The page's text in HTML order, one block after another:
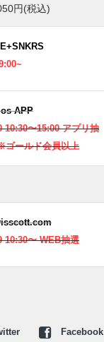
円(税込)
APP
10:30〜15:00 アプリ抽
ゴールド会員以上
10:30〜 WEB抽選
Facebook